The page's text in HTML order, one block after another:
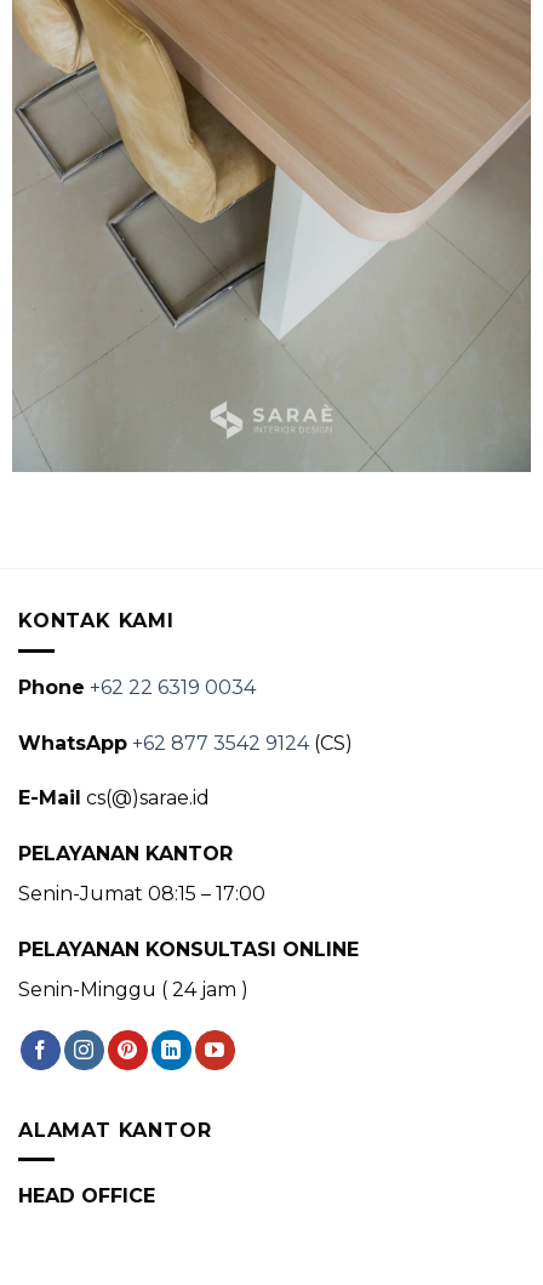
KONTAK KAMI
Phone +62 22 6319 0034
WhatsApp +62 877 3542 9124(CS)
E-Mail cs(@)sarae.id
PELAYANAN KANTOR
Senin-Jumat 08:15 – 17:00
PELAYANAN KONSULTASI ONLINE
Senin-Minggu ( 24 jam )
ALAMAT KANTOR
HEAD OFFICE